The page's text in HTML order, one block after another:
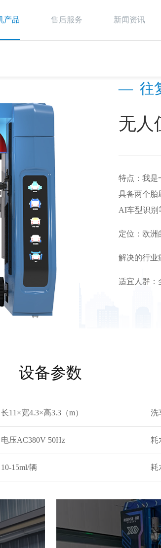
产品 售后服务 新闻资讯
— 往
无人
特点：我是
具备两个胎
AI车型识别
定位：欧洲
解决的行业
适宜人群：
设备参数
11×宽4.3×高3.3（m） 洗
压AC380V 50Hz 耗
15ml/辆 耗